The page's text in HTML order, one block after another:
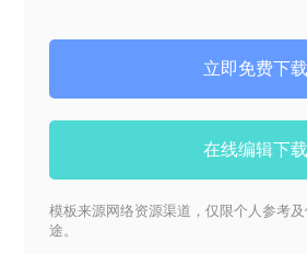
立即免费下载
在线编辑下载
模板来源网络资源渠道，仅限个人参考
途。